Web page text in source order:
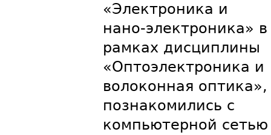
«Электроника и
нано-электроника» в
рамках дисциплины
«Оптоэлектроника и
волоконная оптика»,
познакомились с
компьютерной сетью